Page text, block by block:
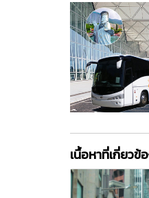
เนื้อหาที่เกี่ยวข้